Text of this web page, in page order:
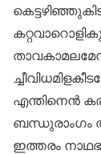
എന്തിനെൻ
ബന്ധുരാംഗം
ഇത്തരം